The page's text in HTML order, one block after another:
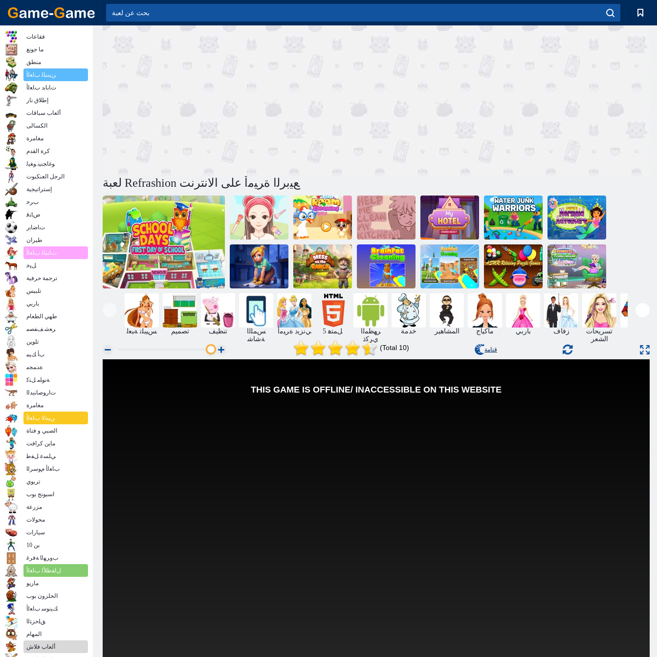
لعبة Refrashion ﻊﻴﺑﺮﻟﺍ ﺓﺮﻴﻣﺃ على الانترنت
ﺔﺒﺗﺮﻣ ASMR
ﺔﻴﻟﺎﺜﻣ
ﻝﺎﻔﻃﻷ ﺍ ﺔﻓﺮﻏ
ﻒﻴﻈﻨﺗ
ﻲﺨﺒﻄﻣ ﻒﻴﻈﻨﺗ
ﻲﻓ ﻲﻧﺪﻋﺎﺳ
ﻲﻗﺪﻨﻓ ﻲﻓ
ﺔﻴﻔﺨﻤﻟﺍ ﻲﺘﻨﺋﺎﻛ
ﻪﻴﻓ ﺏﻮﻏﺮﻤﻟﺍ
ﺮﻴﻏ ﻦﻴﺑﺭﺎﺤﻤﻟﺍ
Dora the
Explorer Dora's
Mermaid
Adventure
ﻦﻓﺎﻫ ﺞﻣﺩ
ﺔﻋﺭﺰﻤﻟﺍ ﻲﻓ
ﻰﺿﻮﻓ
ﺕﻭﺮﻨﻳﺮﺑ ﻒﻴﻈﻨﺗ ﺕﻭﺮﻨﻳﺮﺑ ﻒﻴﻈﻨﺗ
ﺯﺎﻐﻟﻷ ﺍ ﺏﺎﻌﻟﺃ
ﻮﻜﻳﺩ ﻒﻳﻻ ﻡﺭﺮﺗ
ﺓﺮﻴﻣﻷ ﺍ
ﺲﻴﺒﻠﺗ ﺔﺒﻌﻟ تصميم تنظيف
ﺲﻤﻠﻟﺍ
ﺔﺷﺎﺷ
ﻲﻧﺰﻳﺩ ﺓﺮﻴﻣﺃ 5 ﻞﻤﺘﻫ
ﺮﻬﻈﻤﻟﺍ
ﻱﺮﻛﺫ
خدمة المشاهير ماكياج باربي زفاف
تسريحات
الشعر
(Total 10) قتامة
فقاعات
ما جونغ
منطق
ﻦﻴﻨﺒﻠﻟ ﺏﺎﻌﻟﺃ
ﺕﺎﺑﺎﺑﺩ ﺏﺎﻌﻟﺃ
إطلاق نار
ألعاب سباقات
الكسالى
مغامرة
كرة القدم
ﻮﻏﺎﺠﻨﻴﻧ ﻮﻐﻴﻟ
الرجل العنكبوت
إستراتيجية
ﺏﺮﺣ
ﺹﺎﻨﻗ
ﺕﺎﺿﺎﻳﺭ
طيران
ﺕﺎﻨﺒﻠﻟ ﺏﺎﻌﻟﺃ
ﻞﻴﺧ
ترجمة حرفية
تلبيس
باربي
طهي الطعام
ﺮﻌﺷ ﻒﻔﺼﻣ
تلوين
ﺏﺃ ﻚﻴﻣ
ﺓﺪﻤﺠﻣ
ﺔﻧﻮﻠﻣ ﻞﺘﻛ
ﺕﺍﺭﻮﺻﺎﻨﻳﺪﻟﺍ
مغامرة
ﻦﻴﻨﺛﻻ ﺏﺎﻌﻟﺃ
الصبي و فتاة
ماين كرافت
ﻲﻠﺴﻋ ﻞﻔﻃ
ﺏﺎﻌﻟﺃ ﻡﻮﺳﺮﻟﺍ
تربوي
اسبونج بوب
مزرعة
محولات
سيارات
بن 10
ﺏﻭﺮﻬﻟﺍ ﺔﻓﺮﻏ
ﻝﺎﻔﻃﻸ ﻟ ﺏﺎﻌﻟﺃ
ماريو
الحلزون بوب
ﻚﻴﻧﻮﺳ ﺏﺎﻌﻟﺃ
ﻖﻠﺣﺰﺘﻟﺍ
المهام
ألعاب فلاش